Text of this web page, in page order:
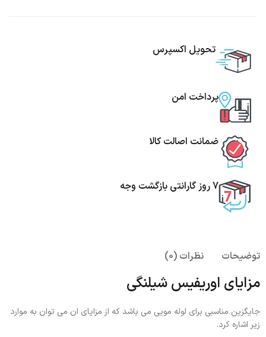
تحویل اکسپرس
پرداخت امن
ضمانت اصالت کالا
7 روز گارانتی بازگشت وجه
توضیحات نظرات (0)
مزایای اوریفیس شیلنگی
جایگزین مناسبی برای لوله مویی می باشد که از مزایای ان می توان به موارد
زیر اشاره کرد.